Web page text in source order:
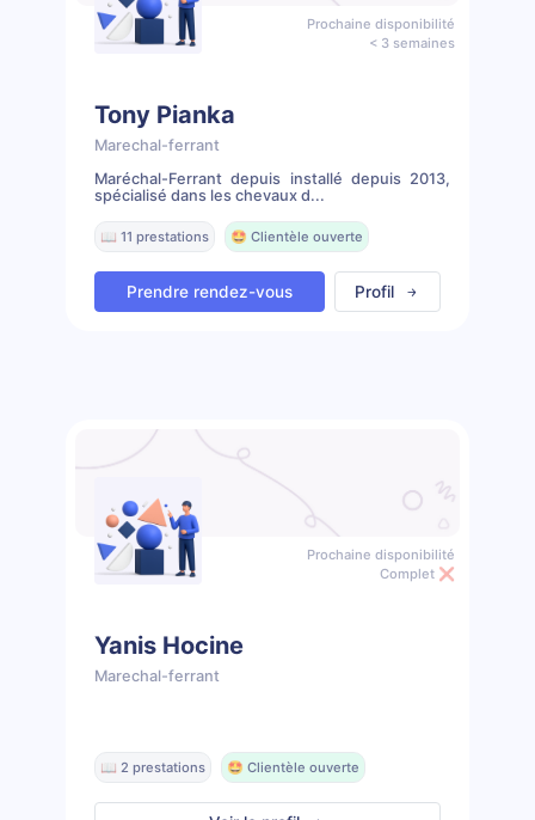
Prochaine disponibilité
< 3 semaines
Tony Pianka
Marechal-ferrant
Maréchal-Ferrant depuis installé depuis 2013,
spécialisé dans les chevaux d...
📖 11 prestations 🤩 Clientèle ouverte
Prendre rendez-vous Profil
Prochaine disponibilité
Complet ❌
Yanis Hocine
Marechal-ferrant
📖 2 prestations 🤩 Clientèle ouverte